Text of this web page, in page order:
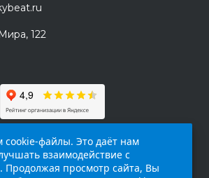
122
cookie-файлы. Это даёт нам
взаимодействие с
Продолжая просмотр сайта, Вы